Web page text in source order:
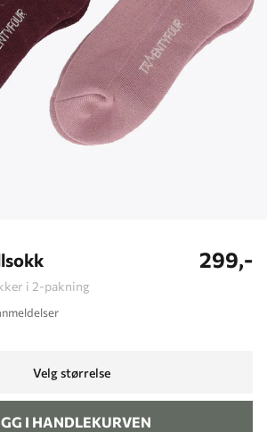
i 2-pakning
299,-
Velg størrelse
I HANDLEKURVEN